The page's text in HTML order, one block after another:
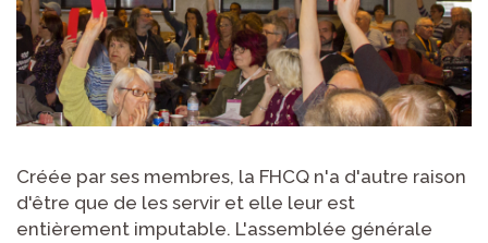
Créée par ses membres, la FHCQ n'a d'autre raison
d'être que de les servir et elle leur est
entièrement imputable. L'assemblée générale